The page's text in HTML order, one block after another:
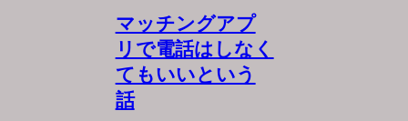
マッチングアプ
リで電話はしなく
てもいいという
話